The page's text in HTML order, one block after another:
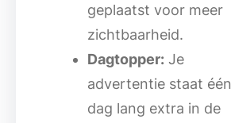
geplaatst voor meer
zichtbaarheid.
Dagtopper: Je
advertentie staat één
dag lang extra in de